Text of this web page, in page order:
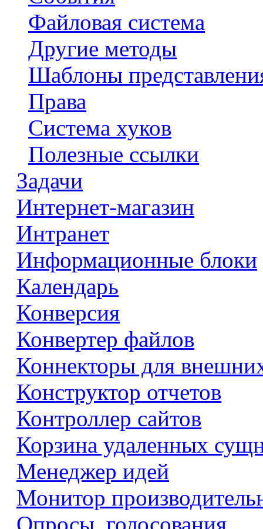
Файловая система
Другие методы
Шаблоны
Права
Система хуков
Полезные ссылки
Задачи
Интернет-магазин
Интранет
Информационные блоки
Календарь
Конверсия
Конвертер файлов
Коннекторы для
Конструктор отчетов
Контроллер сайтов
Корзина удаленных
Менеджер идей
Монитор